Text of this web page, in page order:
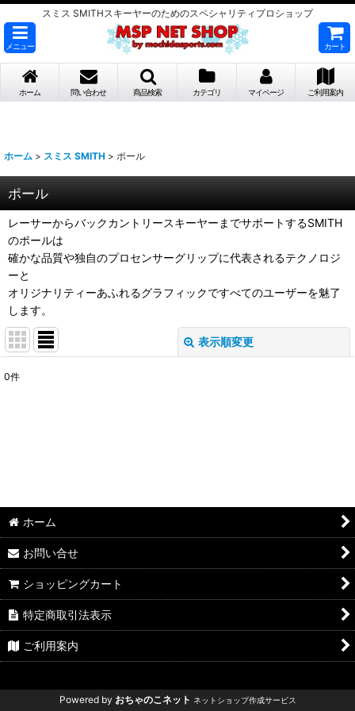
スミス SMITHスキーヤーのためのスペシャリティプロショップ
メニュー カート
ホーム 問い合わせ 商品検索 カテゴリ マイページ ご利用案内
ホーム > スミス SMITH > ポール
ポール
レーサーからバックカントリースキーヤーまでサポートするSMITH
のポールは
確かな品質や独自のプロセンサーグリップに代表されるテクノロジ
ーと
オリジナリティーあふれるグラフィックですべてのユーザーを魅了
します。
表示順変更
0件
ホーム
お問い合せ
ショッピングカート
特定商取引法表示
ご利用案内
Powered by おちゃのこネット ネットショップ作成サービス